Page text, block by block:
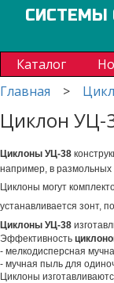
СИСТЕМЫ
Каталог
Главная
>
Циклон УЦ-
Циклоны УЦ-38
например, в
Циклоны могут
устанавливается зонт,
Циклоны УЦ-38
Эффективность
- мелкодисперсная
- мучная пыль для
Циклоны